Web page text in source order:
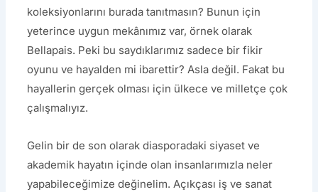
koleksiyonlarını burada tanıtmasın? Bunun için
yeterince uygun mekânımız var, örnek olarak
Bellapais. Peki bu saydıklarımız sadece bir fikir
oyunu ve hayalden mi ibarettir? Asla değil. Fakat bu
hayallerin gerçek olması için ülkece ve milletçe çok
çalışmalıyız.
Gelin bir de son olarak diasporadaki siyaset ve
akademik hayatın içinde olan insanlarımızla neler
yapabileceğimize değinelim. Açıkçası iş ve sanat